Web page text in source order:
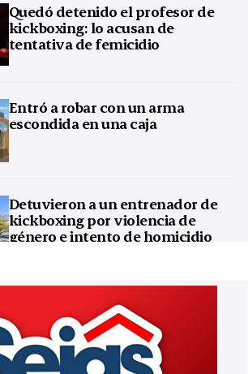
Quedó detenido el profesor de
kickboxing: lo acusan de
tentativa de femicidio
Entró a robar con un arma
escondida en una caja
Detuvieron a un entrenador de
kickboxing por violencia de
género e intento de homicidio